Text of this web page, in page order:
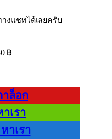
งแชทได้เลยครับ
฿
ล็อก
เรา
าเรา